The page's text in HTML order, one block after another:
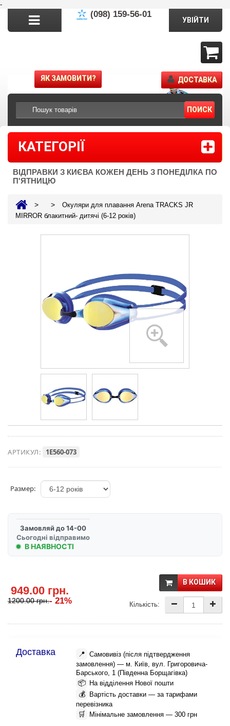
-
(098) 159-56-01
ПОИСК
УВІЙТИ
ЯК ЗАМОВИТИ? ДОСТАВКА
КАТЕГОРІЇ
ВІДПРАВКИ З КИЄВА КОЖЕН ДЕНЬ З ПОНЕДІЛКА ПО
П'ЯТНИЦЮ
> >
Окуляри для плавання Arena TRACKS JR
MIRROR блакитний- дитячі (6-12 років)
АРТИКУЛ: 1E560-073
Размер:
Замовляй до 14-00
Сьогодні відправимо
В НАЯВНОСТІ
949.00 грн.
- 21%
1200.00 грн.
В КОШИК
Кількість:
Доставка 📍 Самовивіз (після підтвердження
замовлення) — м. Київ, вул. Григоровича-
Барського, 1 (Південна Борщагівка)
📦 На відділення Нової пошти
💰
Вартість доставки — за тарифами
перевізника
🛒 Мінімальне замовлення — 300 грн